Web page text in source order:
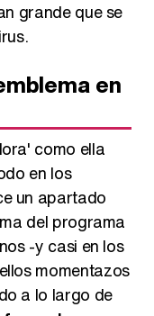
grande que se
en
como ella
en los
un apartado
del programa
-y casi en los
momentazos
a lo largo de